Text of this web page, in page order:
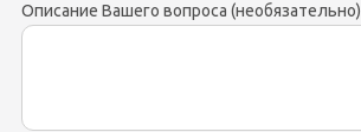
Описание Вашего вопроса (необязательно)